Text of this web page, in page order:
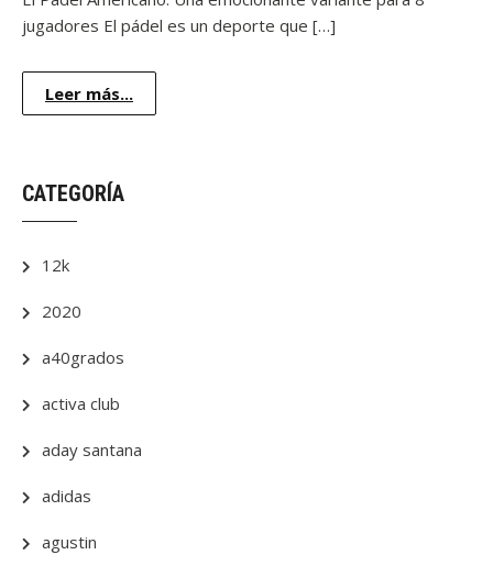
jugadores El pádel es un deporte que […]
Leer más...
CATEGORÍA
12k
2020
a40grados
activa club
aday santana
adidas
agustin